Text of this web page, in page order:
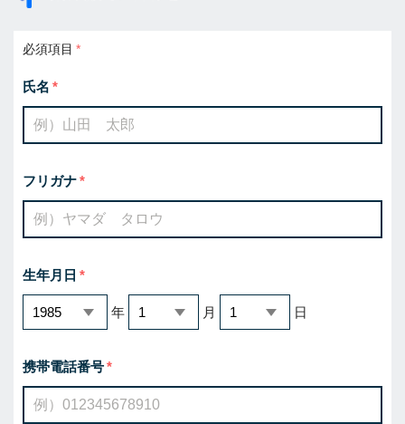
必須項目
氏名
フリガナ
生年月日
年 月 日
携帯電話番号